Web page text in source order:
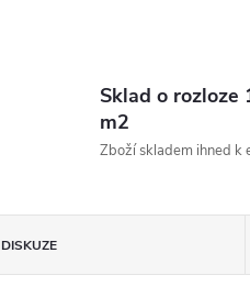
Sklad o rozloze
m2
Zboží skladem ihned k
DISKUZE